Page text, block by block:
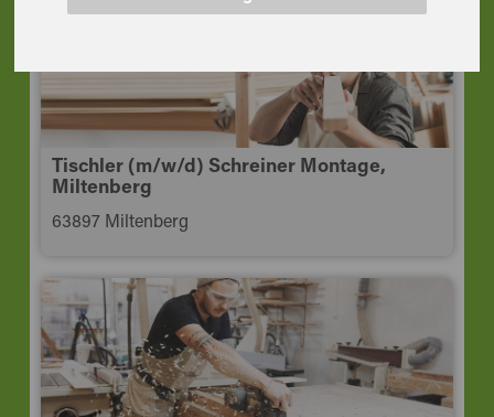
Tischler (m/w/d) Schreiner Montage,
Miltenberg
63897 Miltenberg